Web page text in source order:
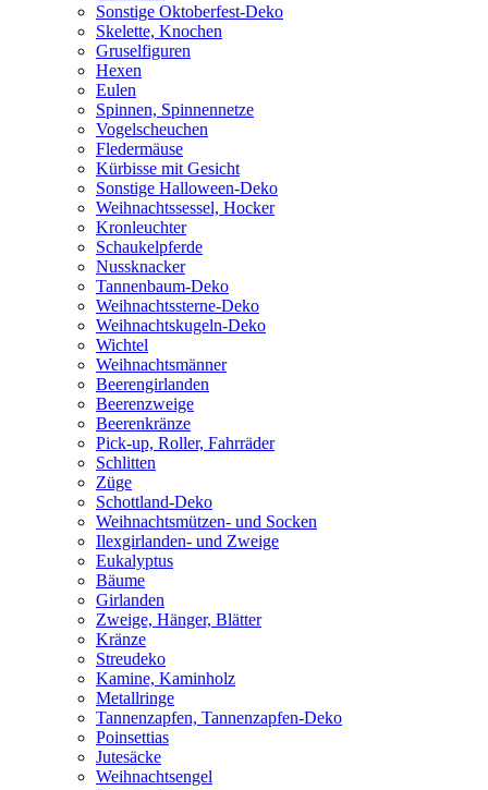
Sonstige Oktoberfest-Deko
Skelette, Knochen
Gruselfiguren
Hexen
Eulen
Spinnen, Spinnennetze
Vogelscheuchen
Fledermäuse
Kürbisse mit Gesicht
Sonstige Halloween-Deko
Weihnachtssessel, Hocker
Kronleuchter
Schaukelpferde
Nussknacker
Tannenbaum-Deko
Weihnachtssterne-Deko
Weihnachtskugeln-Deko
Wichtel
Weihnachtsmänner
Beerengirlanden
Beerenzweige
Beerenkränze
Pick-up, Roller, Fahrräder
Schlitten
Züge
Schottland-Deko
Weihnachtsmützen- und Socken
Ilexgirlanden- und Zweige
Eukalyptus
Bäume
Girlanden
Zweige, Hänger, Blätter
Kränze
Streudeko
Kamine, Kaminholz
Metallringe
Tannenzapfen, Tannenzapfen-Deko
Poinsettias
Jutesäcke
Weihnachtsengel